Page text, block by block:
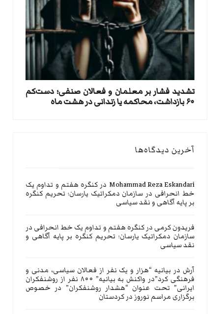
تشدید فشار بر معلمان و فعالان صنفی؛ دست‌کم
۶۰ بازداشت، محاکمه یا زندانی در هشت ماه
آخرین دیدگاه‌ها
Mohammad Reza Eskandari در کنگره هفتم و تداوم یک
خط انحرافی در سازمان دمکراتیک یارسان؛ تحریم کنگره
بر پایه آگاهی و نقد سیاسی
فریدون کرمی درکنگره هفتم و تداوم یک خط انحرافی در
سازمان دمکراتیک یارسان؛ تحریم کنگره بر پایه آگاهی و
نقد سیاسی
آرش در بیانیه “هزار و یک نفر از فعالان سیاسی، مدنی و
فرهنگی کرد”در واکنش به بیانیه” ۸۰۰ نفر از روشنفکران
ایرانی” تحت عنوان “هشدار روشنفکران” در خصوص
برگزاری مراسم نوروز در کردستان